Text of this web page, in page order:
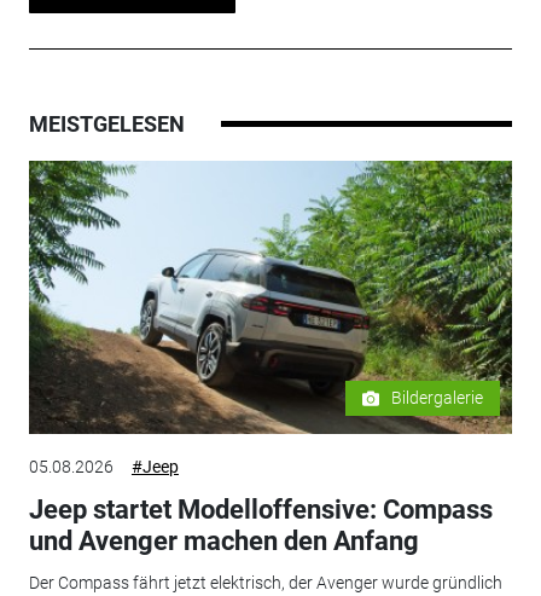
MEISTGELESEN
Bildergalerie
05.08.2026 #Jeep
Jeep startet Modelloffensive: Compass
und Avenger machen den Anfang
Der Compass fährt jetzt elektrisch, der Avenger wurde gründlich